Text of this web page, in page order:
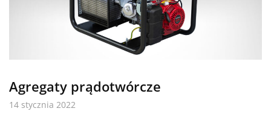
Agregaty prądotwórcze
14 stycznia 2022